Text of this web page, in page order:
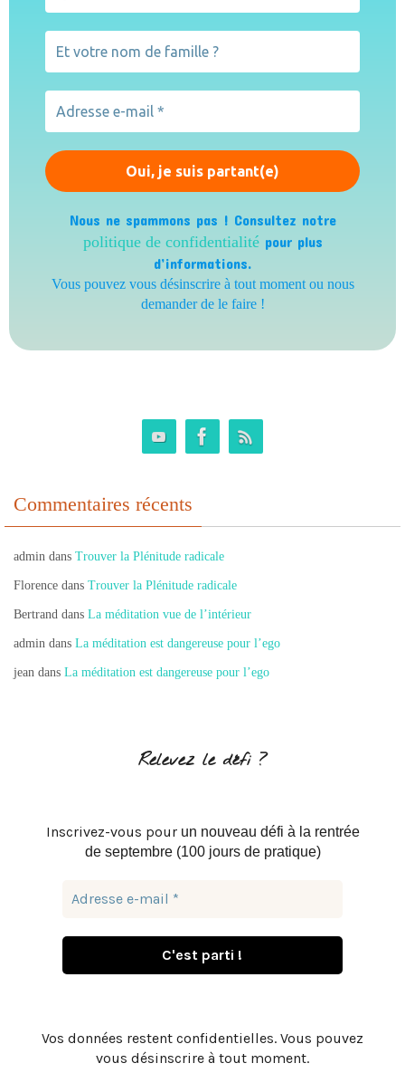
Nous ne spammons pas ! Consultez notre
politique de confidentialitépour plus
d’informations.
Vous pouvez vous désinscrire à tout moment ou nous
demander de le faire !
Commentaires récents
admin dans Trouver la Plénitude radicale
Florence dans Trouver la Plénitude radicale
Bertrand dans La méditation vue de l’intérieur
admin dans La méditation est dangereuse pour l’ego
jean dans La méditation est dangereuse pour l’ego
Relevez le défi ?
Inscrivez-vous pour un nouveau défi à la rentrée
de septembre (100 jours de pratique)
Vos données restent confidentielles. Vous pouvez
vous désinscrire à tout moment.